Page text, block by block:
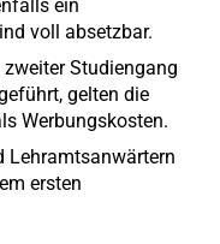
ein
voll absetzbar.
zweiter Studiengang
gelten die
Werbungskosten.
Lehramtsanwärtern
ersten